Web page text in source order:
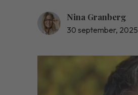
Nina Granberg
30 september, 2025